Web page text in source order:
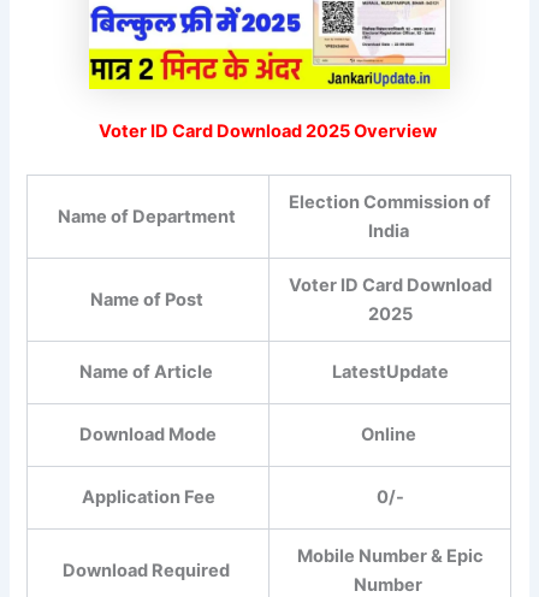
Voter ID Card Download 2025 Overview
Name of Department
Election Commission of
India
Name of Post
Voter ID Card Download
2025
Name of Article LatestUpdate
Download Mode Online
Application Fee 0/-
Download Required
Mobile Number & Epic
Number